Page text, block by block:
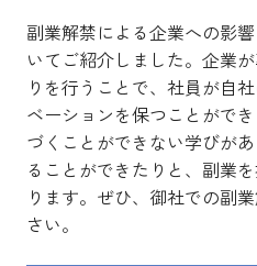
副業解禁による企業への影
いてご紹介しました。企業
りを行うことで、社員が自
ベーションを保つことがで
づくことができない学びが
ることができたりと、副業
ります。ぜひ、御社での副
さい。